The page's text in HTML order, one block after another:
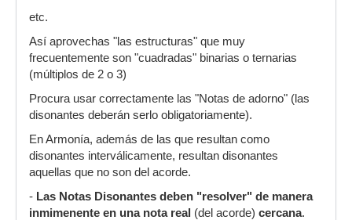
etc.
Así aprovechas "las estructuras" que muy
frecuentemente son "cuadradas" binarias o ternarias
(múltiplos de 2 o 3)
Procura usar correctamente las "Notas de adorno" (las
disonantes deberán serlo obligatoriamente).
En Armonía, además de las que resultan como
disonantes interválicamente, resultan disonantes
aquellas que no son del acorde.
- Las Notas Disonantes deben "resolver" de manera
inmimenente en una nota real (del acorde) cercana.